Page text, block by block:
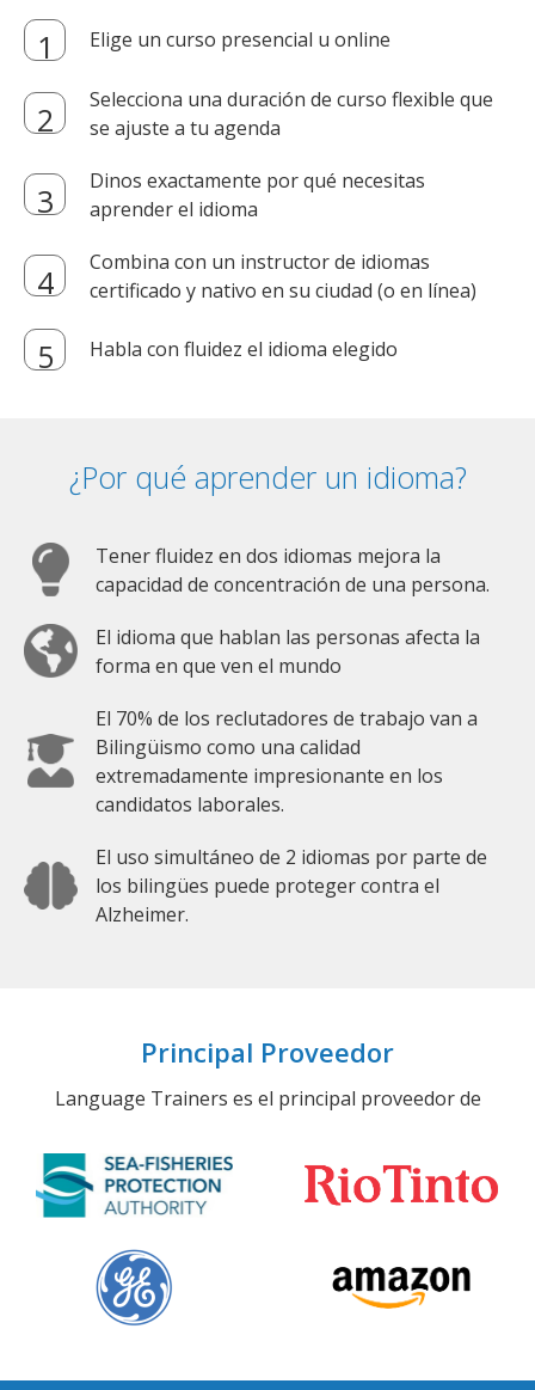
Elige un curso presencial u online
Selecciona una duración de curso flexible que
se ajuste a tu agenda
Dinos exactamente por qué necesitas
aprender el idioma
Combina con un instructor de idiomas
certificado y nativo en su ciudad (o en línea)
Habla con fluidez el idioma elegido
¿Por qué aprender un idioma?
Tener fluidez en dos idiomas mejora la
capacidad de concentración de una persona.
El idioma que hablan las personas afecta la
forma en que ven el mundo
El 70% de los reclutadores de trabajo van a
Bilingüismo como una calidad
extremadamente impresionante en los
candidatos laborales.
El uso simultáneo de 2 idiomas por parte de
los bilingües puede proteger contra el
Alzheimer.
Principal Proveedor
Language Trainers es el principal proveedor de